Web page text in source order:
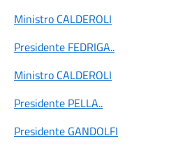
Ministro CALDEROLI
Presidente FEDRIGA..
Ministro CALDEROLI
Presidente PELLA..
Presidente GANDOLFI